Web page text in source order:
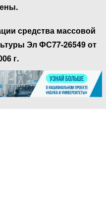
средства массовой
Эл ФС77-26549 от
г.